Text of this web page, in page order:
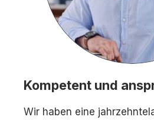
Kompetent und
Wir haben eine